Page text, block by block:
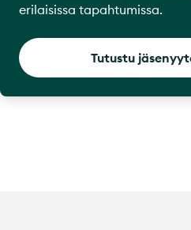
erilaisissa tapahtumissa.
Tutustu